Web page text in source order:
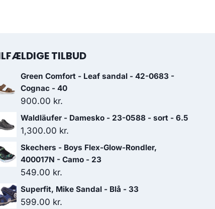
TILBUD
Green Comfort - Leaf sandal - 42-0683 -
Cognac - 40
900.00 kr.
Waldläufer - Damesko - 23-0588 - sort - 6.5
1,300.00 kr.
Skechers - Boys Flex-Glow-Rondler,
400017N - Camo - 23
549.00 kr.
Superfit, Mike Sandal - Blå - 33
599.00 kr.